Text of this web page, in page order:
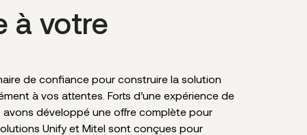
à votre
de confiance pour construire la solution
à vos attentes. Forts d’une expérience de
développé une offre complète pour
Unify et Mitel sont conçues pour